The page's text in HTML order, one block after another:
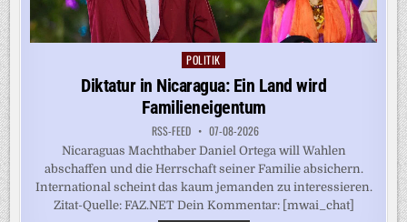
Posted
POLITIK
Diktatur in Nicaragua: Ein Land wird
Familieneigentum
RSS-FEED 07-08-2026
Nicaraguas Machthaber Daniel Ortega will Wahlen
abschaffen und die Herrschaft seiner Familie absichern.
International scheint das kaum jemanden zu interessieren.
Zitat-Quelle: FAZ.NET Dein Kommentar: [mwai_chat]